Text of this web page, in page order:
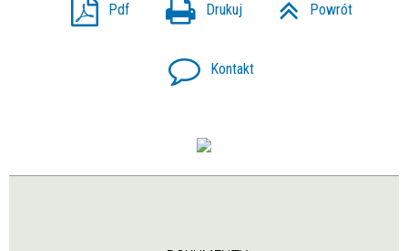
Pdf Drukuj Powrót
Kontakt